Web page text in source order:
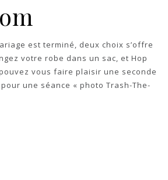
est terminé, deux choix s’offre
votre robe dans un sac, et Hop
vous faire plaisir une seconde
une séance « photo Trash-The-